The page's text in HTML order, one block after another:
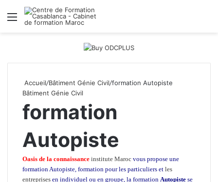
Menu
Accueil/Bâtiment Génie Civil/formation Autopiste
Bâtiment Génie Civil
formation
Autopiste
Oasis de la connaissance institute Maroc vous propose une
formation Autopiste, formation pour les particuliers et les
entreprises en individuel ou en groupe, la formation Autopiste se